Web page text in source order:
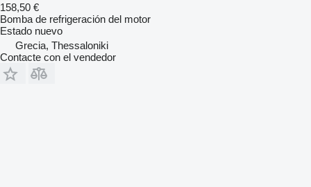
158,50 €
Bomba de refrigeración del motor
Estado nuevo
Grecia, Thessaloniki
Contacte con el vendedor